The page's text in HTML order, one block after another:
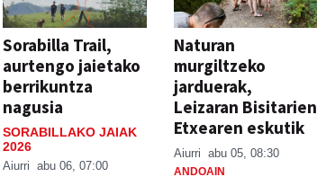
Sorabilla Trail,
aurtengo jaietako
berrikuntza
nagusia
SORABILLAKO JAIAK
2026
Aiurri abu 06, 07:00
Naturan
murgiltzeko
jarduerak,
Leizaran Bisitarien
Etxearen eskutik
Aiurri abu 05, 08:30
ANDOAIN